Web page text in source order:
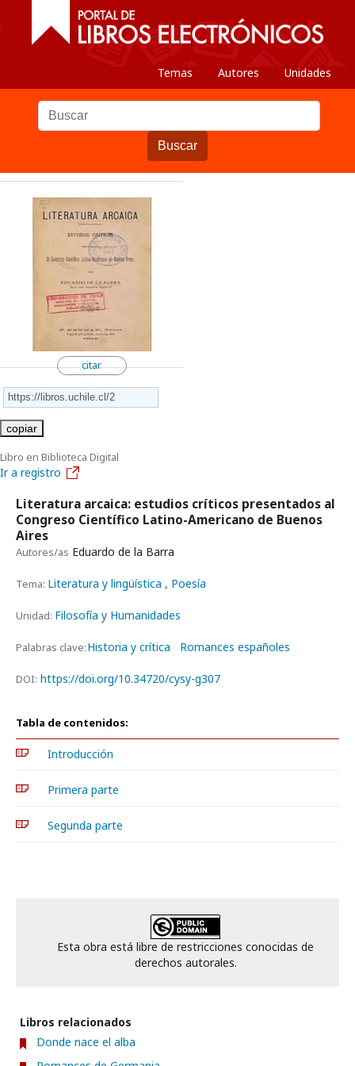
Temas Autores Unidades
Buscar
citar
copiar
Libro en Biblioteca Digital
Ir a registro
Literatura arcaica: estudios críticos presentados al
Congreso Científico Latino-Americano de Buenos
Aires
Autores/as Eduardo de la Barra
Tema: Literatura y lingüística , Poesía
Unidad: Filosofía y Humanidades
Palabras clave:Historia y crítica Romances españoles
DOI: https://doi.org/10.34720/cysy-g307
Tabla de contenidos:
Introducción
Primera parte
Segunda parte
Esta obra está libre de restricciones conocidas de
derechos autorales.
Libros relacionados
Donde nace el alba